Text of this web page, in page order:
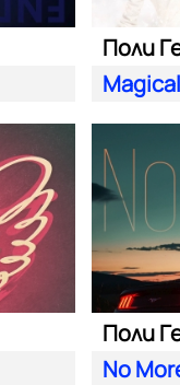
Поли
Magical
Поли
No